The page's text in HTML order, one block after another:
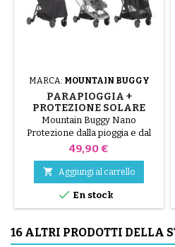
MARCA: MOUNTAIN BUGGY
PARAPIOGGIA +
PROTEZIONE SOLARE
PASSEGGINO NANO
MOUNTAIN BUGGY
Mountain Buggy Nano
Protezione dalla pioggia e dal
sole
Prezzo
49,90 €
 Aggiungi al carrello
 En stock
16 ALTRI PRODOTTI DELLA